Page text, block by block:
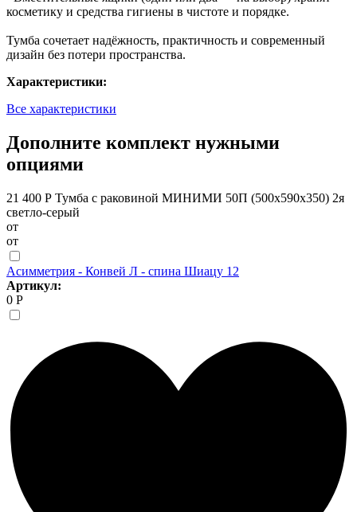
косметику и средства гигиены в чистоте и порядке.
Тумба сочетает надёжность, практичность и современный
дизайн без потери пространства.
Характеристики:
Все характеристики
Дополните комплект нужными
опциями
21 400 Р Тумба с раковиной МИНИМИ 50П (500x590x350) 2я
светло-серый
от
от
Асимметрия - Конвей Л - спина Шиацу 12
Артикул:
0 Р